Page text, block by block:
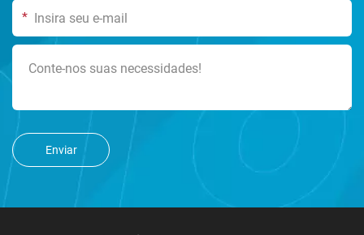
*
Enviar